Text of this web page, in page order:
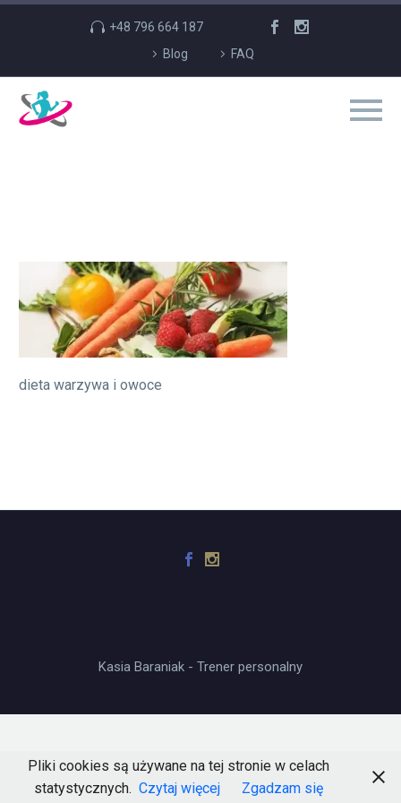
+48 796 664 187
Blog
FAQ
dieta warzywa i owoce
Kasia Baraniak - Trener personalny
Pliki cookies są używane na tej stronie w celach
statystycznych. Czytaj więcej Zgadzam się